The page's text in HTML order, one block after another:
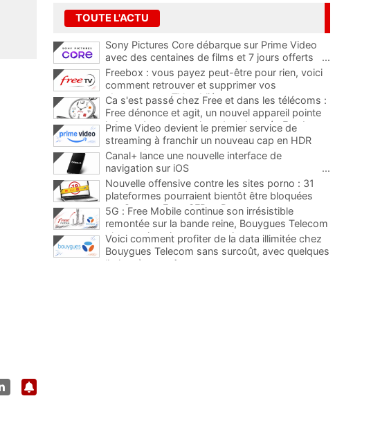
TOUTE L'ACTU
Sony Pictures Core débarque sur Prime Video
avec des centaines de films et 7 jours offerts
...
Freebox : vous payez peut-être pour rien, voici
comment retrouver et supprimer vos
abonnements TV oubliés
...
Ca s'est passé chez Free et dans les télécoms :
Free dénonce et agit, un nouvel appareil pointe
le bout de son nez chez des abonnés Freebox...
Prime Video devient le premier service de
streaming à franchir un nouveau cap en HDR
avec ce lancement
Canal+ lance une nouvelle interface de
navigation sur iOS
...
Nouvelle offensive contre les sites porno : 31
plateformes pourraient bientôt être bloquées
par Orange, Free, SFR et Bouygues
5G : Free Mobile continue son irrésistible
remontée sur la bande reine, Bouygues Telecom
plus que jamais sous pression
Voici comment profiter de la data illimitée chez
Bouygues Telecom sans surcoût, avec quelques
limites à connaître